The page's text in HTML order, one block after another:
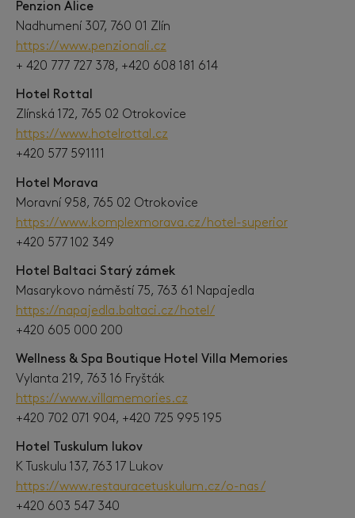
Penzion Alice
Nadhumení 307, 760 01 Zlín
https://www.penzionali.cz
+ 420 777 727 378, +420 608 181 614
Hotel Rottal
Zlínská 172, 765 02 Otrokovice
https://www.hotelrottal.cz
+420 577 591111
Hotel Morava
Moravní 958, 765 02 Otrokovice
https://www.komplexmorava.cz/hotel-superior
+420 577 102 349
Hotel Baltaci Starý zámek
Masarykovo náměstí 75, 763 61 Napajedla
https://napajedla.baltaci.cz/hotel/
+420 605 000 200
Wellness & Spa Boutique Hotel Villa Memories
Vylanta 219, 763 16 Fryšták
https://www.villamemories.cz
+420 702 071 904, +420 725 995 195
Hotel Tuskulum lukov
K Tuskulu 137, 763 17 Lukov
https://www.restauracetuskulum.cz/o-nas/
+420 603 547 340